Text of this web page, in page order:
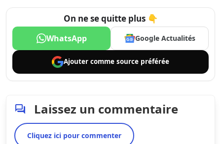
On ne se quitte plus 👇
WhatsApp Google Actualités
Ajouter comme source préférée
Laissez un commentaire
Cliquez ici pour commenter